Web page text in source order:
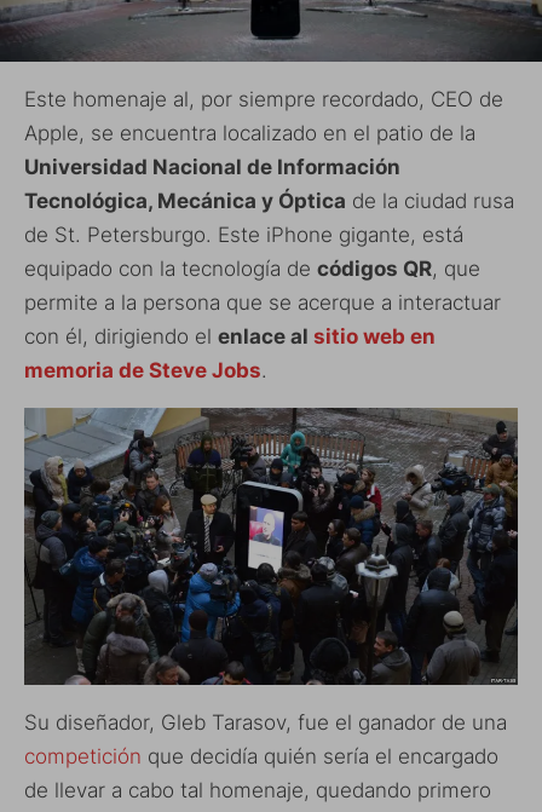
Este homenaje al, por siempre recordado, CEO de
Apple, se encuentra localizado en el patio de la
Universidad Nacional de Información
Tecnológica, Mecánica y Óptica de la ciudad rusa
de St. Petersburgo. Este iPhone gigante, está
equipado con la tecnología de códigos QR, que
permite a la persona que se acerque a interactuar
con él, dirigiendo el enlace al sitio web en
memoria de Steve Jobs.
Su diseñador, Gleb Tarasov, fue el ganador de una
competición que decidía quién sería el encargado
de llevar a cabo tal homenaje, quedando primero